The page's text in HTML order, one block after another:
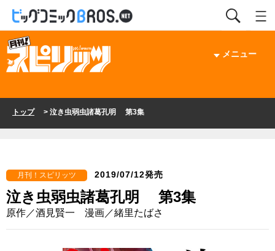
メニュー
トップ> 泣き虫弱虫諸葛孔明 第3集
月刊！スピリッツ 2019/07/12発売
泣き虫弱虫諸葛孔明 第3集
原作／酒見賢一 漫画／緒里たばさ